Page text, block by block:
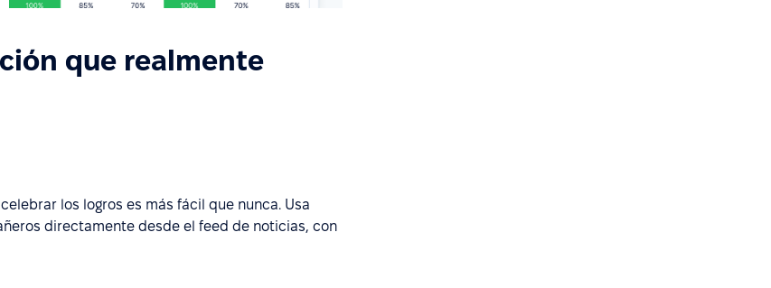
que realmente
celebrar los logros es más fácil que nunca. Usa
directamente desde el feed de noticias, con